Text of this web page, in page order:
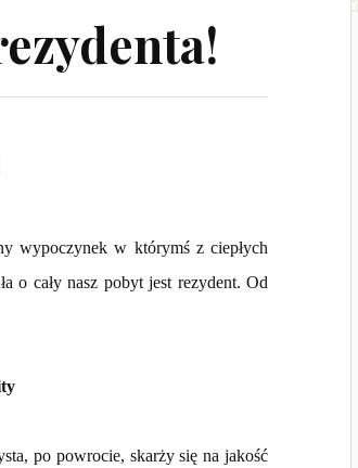
wypoczynek w którymś z ciepłych
o cały nasz pobyt jest rezydent. Od
po powrocie, skarży się na jakość